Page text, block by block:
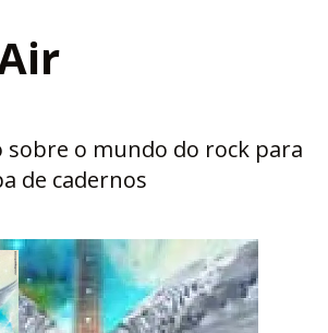
sobre o mundo do rock para
de cadernos